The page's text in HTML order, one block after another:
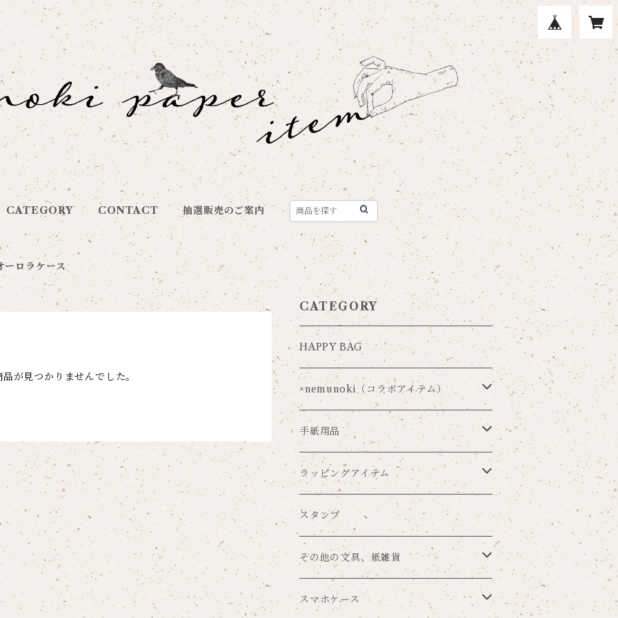
CATEGORY CONTACT 抽選販売のご案内
ーロラケース
が見つかりませんでした。
CATEGORY
HAPPY BAG
×nemunoki（コラボアイテム）
Via Carousel×nemunoki
oudmijin×nemunoki
吉井美穂×nemunoki
紙me×nemunoki
Souren
手紙用品
レターセット
便箋
ポストカード
メッセージカード
ラッピングアイテム
ラッピングペーパー
マスキングテープ
シール
スタンプ
その他の文具、紙雑貨
ブックカバー
スマホケース